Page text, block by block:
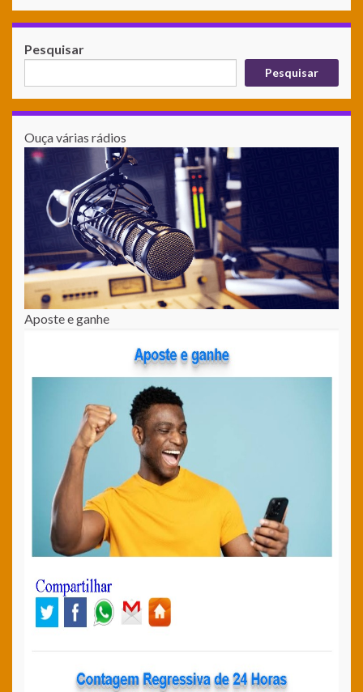
Pesquisar
Pesquisar
Ouça várias rádios
Aposte e ganhe